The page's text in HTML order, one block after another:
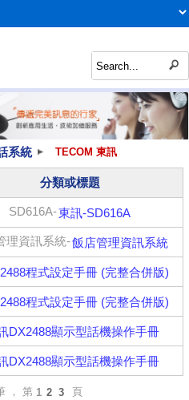
系統 TECOM 東訊
分類或標題
SD616A-東訊-SD616A
理資訊系統-飯店管理資訊系統
程式設定手冊 (完整合併版)
程式設定手冊 (完整合併版)
DX2488顯示型話機操作手冊
DX2488顯示型話機操作手冊
， 第 1 2 3 頁